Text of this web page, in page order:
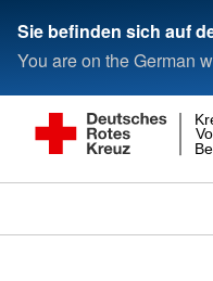
Sie befinden sich auf
You are on the German